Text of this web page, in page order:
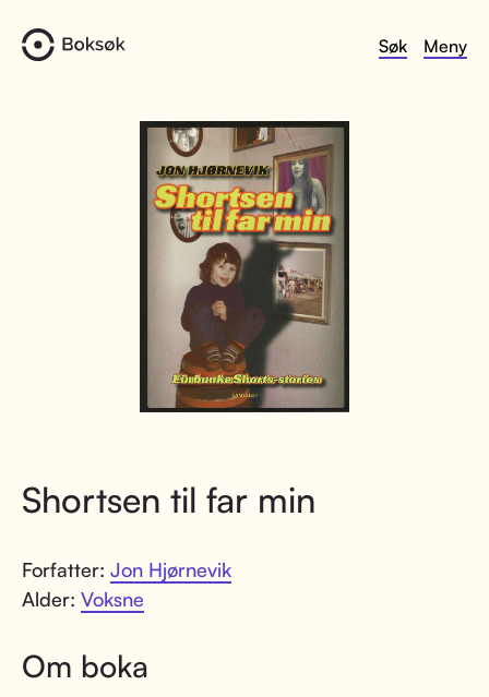
Søk Meny
Shortsen til far min
Forfatter: Jon Hjørnevik
Alder: Voksne
Om boka